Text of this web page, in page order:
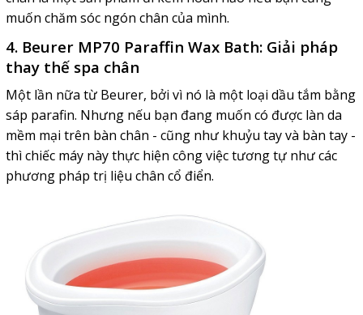
muốn chăm sóc ngón chân của mình.
4. Beurer MP70 Paraffin Wax Bath: Giải pháp
thay thế spa chân
Một lần nữa từ Beurer, bởi vì nó là một loại dầu tắm bằng
sáp parafin. Nhưng nếu bạn đang muốn có được làn da
mềm mại trên bàn chân - cũng như khuỷu tay và bàn tay -
thì chiếc máy này thực hiện công việc tương tự như các
phương pháp trị liệu chân cổ điển.